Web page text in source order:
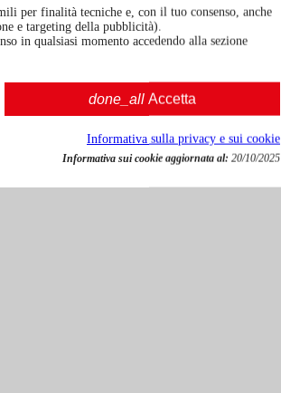
per finalità tecniche e, con il tuo consenso, anche
e targeting della pubblicità).
in qualsiasi momento accedendo alla sezione
done_all Accetta
Informativa sulla privacy e sui cookie
Informativa sui cookie aggiornata al: 20/10/2025